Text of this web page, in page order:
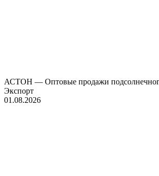
АСТОН — Оптовые продажи
Экспорт
01.08.2026